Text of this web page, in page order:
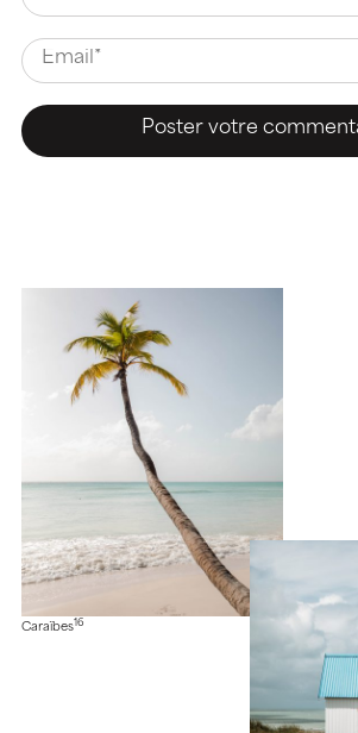
Caraïbes16